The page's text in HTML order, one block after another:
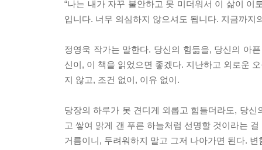
“나는 내가 자꾸 불안하고 못 미더워서 이 삶이
입니다. 너무 의심하지 않으셔도 됩니다. 지금까지
정영욱 작가는 말한다. 당신의 힘듦을, 당신의 아
신이, 이 책을 읽었으면 좋겠다. 지난하고 외로운
지 않고, 조건 없이, 이유 없이.
당장의 하루가 못 견디게 외롭고 힘들더라도, 당
고 쌓여 맑게 갠 푸른 하늘처럼 선명할 것이라는
거름이니, 두려워하지 말고 그저 나아가면 된다.